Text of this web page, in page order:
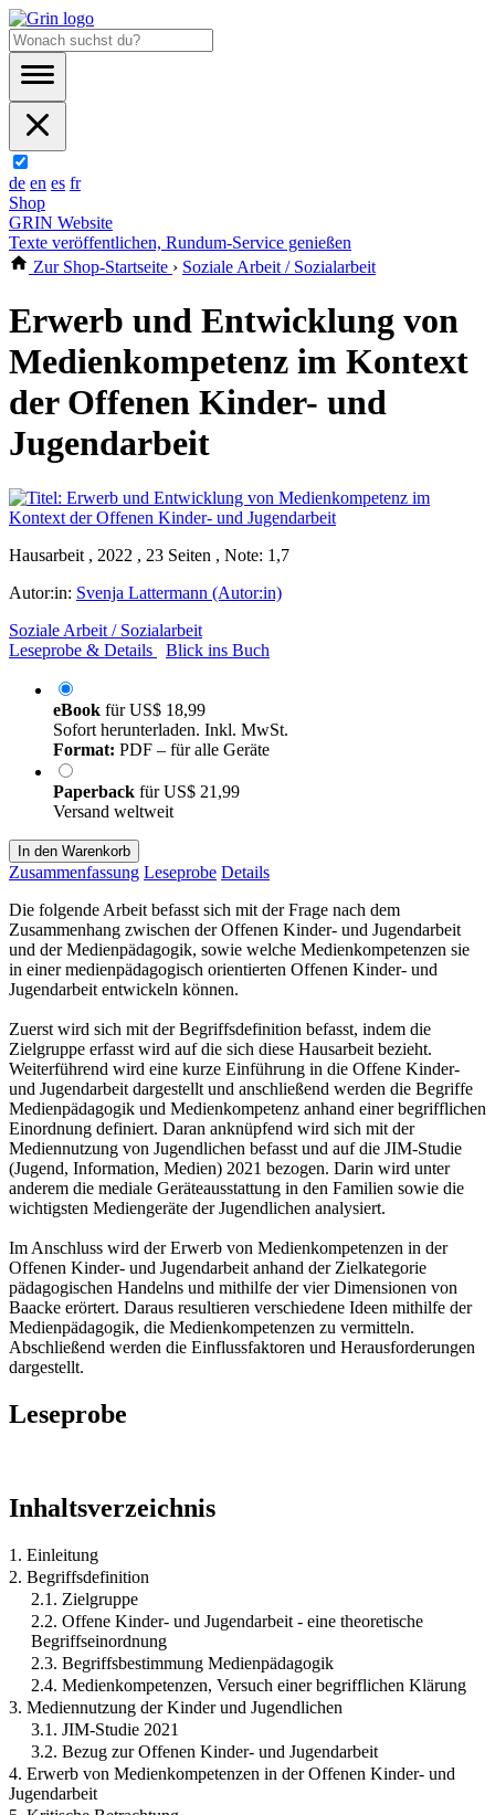
de en es fr
Shop
GRIN Website
Texte veröffentlichen, Rundum-Service genießen
Zur Shop-Startseite › Soziale Arbeit / Sozialarbeit
Erwerb und Entwicklung von
Medienkompetenz im Kontext
der Offenen Kinder- und
Jugendarbeit
Hausarbeit , 2022 , 23 Seiten , Note: 1,7
Autor:in: Svenja Lattermann (Autor:in)
Soziale Arbeit / Sozialarbeit
Leseprobe & Details
Blick ins Buch
eBook fürUS$ 18,99
Sofort herunterladen. Inkl. MwSt.
Format: PDF – für alle Geräte
Paperback fürUS$ 21,99
Versand weltweit
In den Warenkorb
Zusammenfassung Leseprobe Details
Die folgende Arbeit befasst sich mit der Frage nach dem
Zusammenhang zwischen der Offenen Kinder- und Jugendarbeit
und der Medienpädagogik, sowie welche Medienkompetenzen sie
in einer medienpädagogisch orientierten Offenen Kinder- und
Jugendarbeit entwickeln können.
Zuerst wird sich mit der Begriffsdefinition befasst, indem die
Zielgruppe erfasst wird auf die sich diese Hausarbeit bezieht.
Weiterführend wird eine kurze Einführung in die Offene Kinder-
und Jugendarbeit dargestellt und anschließend werden die Begriffe
Medienpädagogik und Medienkompetenz anhand einer begrifflichen
Einordnung definiert. Daran anknüpfend wird sich mit der
Mediennutzung von Jugendlichen befasst und auf die JIM-Studie
(Jugend, Information, Medien) 2021 bezogen. Darin wird unter
anderem die mediale Geräteausstattung in den Familien sowie die
wichtigsten Mediengeräte der Jugendlichen analysiert.
Im Anschluss wird der Erwerb von Medienkompetenzen in der
Offenen Kinder- und Jugendarbeit anhand der Zielkategorie
pädagogischen Handelns und mithilfe der vier Dimensionen von
Baacke erörtert. Daraus resultieren verschiedene Ideen mithilfe der
Medienpädagogik, die Medienkompetenzen zu vermitteln.
Abschließend werden die Einflussfaktoren und Herausforderungen
dargestellt.
Leseprobe
Inhaltsverzeichnis
1. Einleitung
2. Begriffsdefinition
2.1. Zielgruppe
2.2. Offene Kinder- und Jugendarbeit - eine theoretische
Begriffseinordnung
2.3. Begriffsbestimmung Medienpädagogik
2.4. Medienkompetenzen, Versuch einer begrifflichen Klärung
3. Mediennutzung der Kinder und Jugendlichen
3.1. JIM-Studie 2021
3.2. Bezug zur Offenen Kinder- und Jugendarbeit
4. Erwerb von Medienkompetenzen in der Offenen Kinder- und
Jugendarbeit